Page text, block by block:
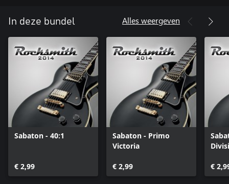
In deze bundel Alles weergeven
Sabaton - 40:1
€ 2,99
Sabaton - Primo
Victoria
€ 2,99 €